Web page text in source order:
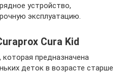
устройство,
эксплуатацию.
Cura Kid
предназначена
деток в возрасте старше